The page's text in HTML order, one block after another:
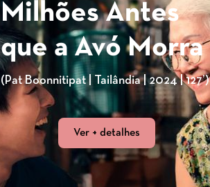
Milhões Antes
que a Avó Morra
(Pat Boonnitipat | Tailândia | 2024 | 127’)
Ver + detalhes